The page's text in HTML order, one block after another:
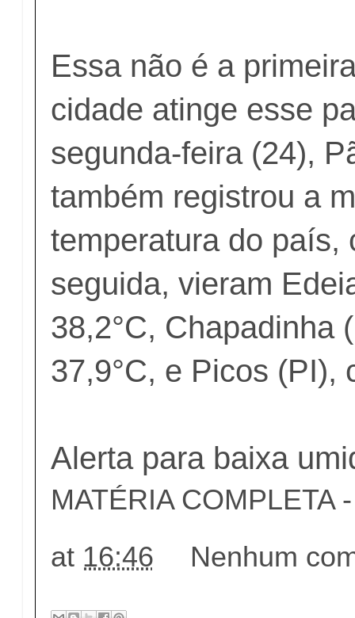
Essa não é a
cidade atinge esse
segunda-feira (24),
também registrou a
temperatura do país,
seguida, vieram
38,2°C, Chapadinha
37,9°C, e Picos (PI),
Alerta para baixa
MATÉRIA COMPLETA
at 16:46 Nenhum